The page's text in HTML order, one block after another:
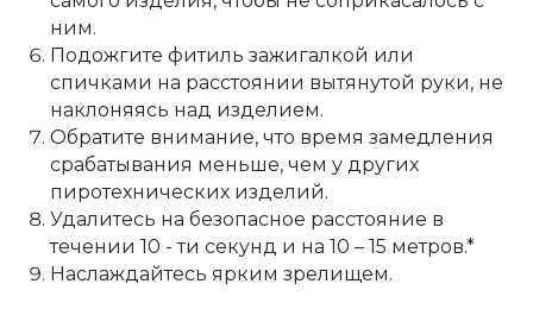
ним.
Подожгите фитиль зажигалкой или
спичками на расстоянии вытянутой руки, не
наклоняясь над изделием.
Обратите внимание, что время замедления
срабатывания меньше, чем у других
пиротехнических изделий.
Удалитесь на безопасное расстояние в
течении 10 - ти секунд и на 10 – 15 метров.*
Наслаждайтесь ярким зрелищем.